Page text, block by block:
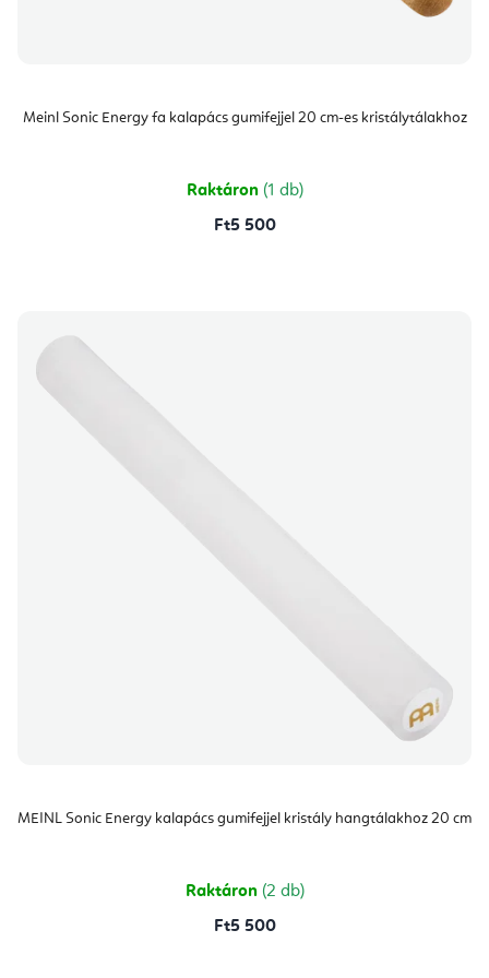
Meinl Sonic Energy fa kalapács gumifejjel 20 cm-es kristálytálakhoz
Raktáron (1 db)
Ft5 500
MEINL Sonic Energy kalapács gumifejjel kristály hangtálakhoz 20 cm
Raktáron (2 db)
Ft5 500